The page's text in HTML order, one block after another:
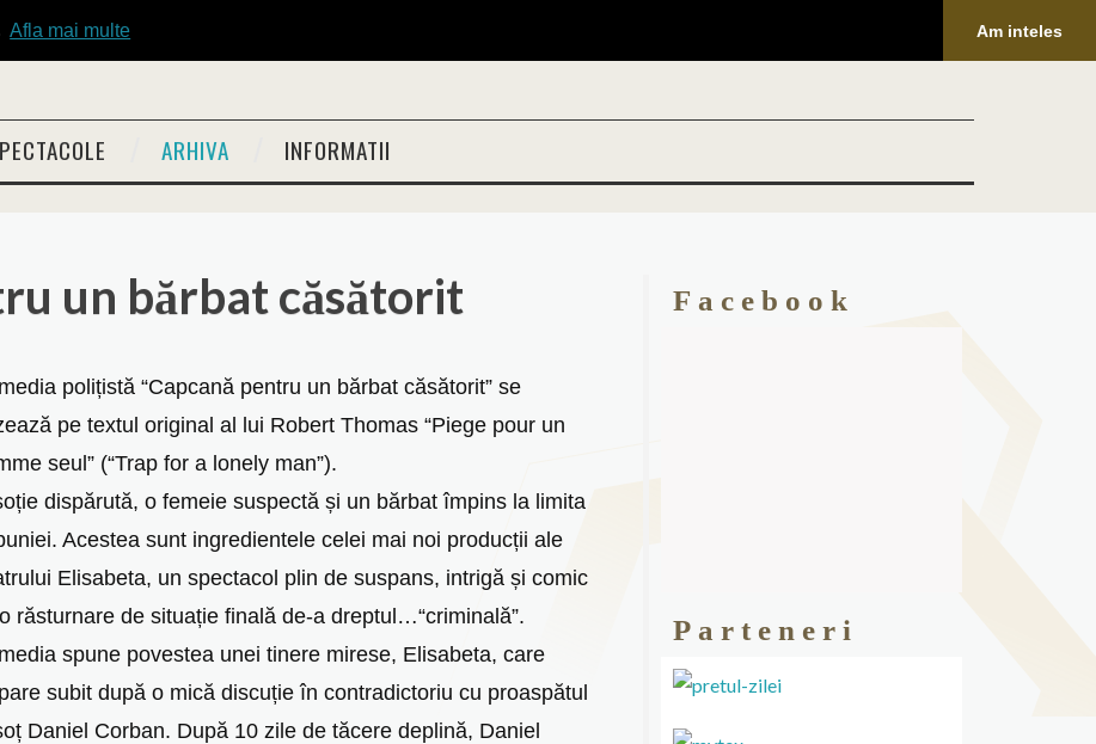
Afla mai multe Am inteles
ARHIVA INFORMATII
un bărbat căsătorit
polițistă “Capcană pentru un bărbat căsătorit” se
pe textul original al lui Robert Thomas “Piege pour un
seul” (“Trap for a lonely man”).
dispărută, o femeie suspectă și un bărbat împins la limita
Acestea sunt ingredientele celei mai noi producții ale
Elisabeta, un spectacol plin de suspans, intrigă și comic
răsturnare de situație finală de-a dreptul…“criminală”.
spune povestea unei tinere mirese, Elisabeta, care
subit după o mică discuție în contradictoriu cu proaspătul
Daniel Corban. După 10 zile de tăcere deplină, Daniel
Facebook
Parteneri